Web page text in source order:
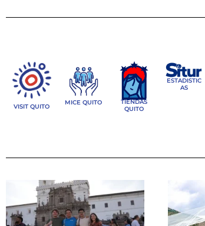
VISIT QUITO
MICE QUITO
TIENDAS
QUITO
ESTADISTIC
AS